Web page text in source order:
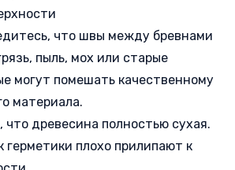
что швы между бревнами
пыль, мох или старые
могут помешать качественному
материала.
что древесина полностью сухая.
герметики плохо прилипают к